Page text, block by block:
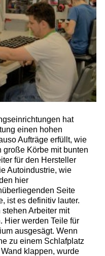
hat
einen hohen
Aufträge erfüllt, wie
große Körbe mit bunten
für den Hersteller
Autoindustrie, wie
hier
Seite
ist es definitiv lauter.
Arbeiter mit
Hier werden Teile für
ausgesägt. Wenn
zu einem Schlafplatz
klappen, wurde